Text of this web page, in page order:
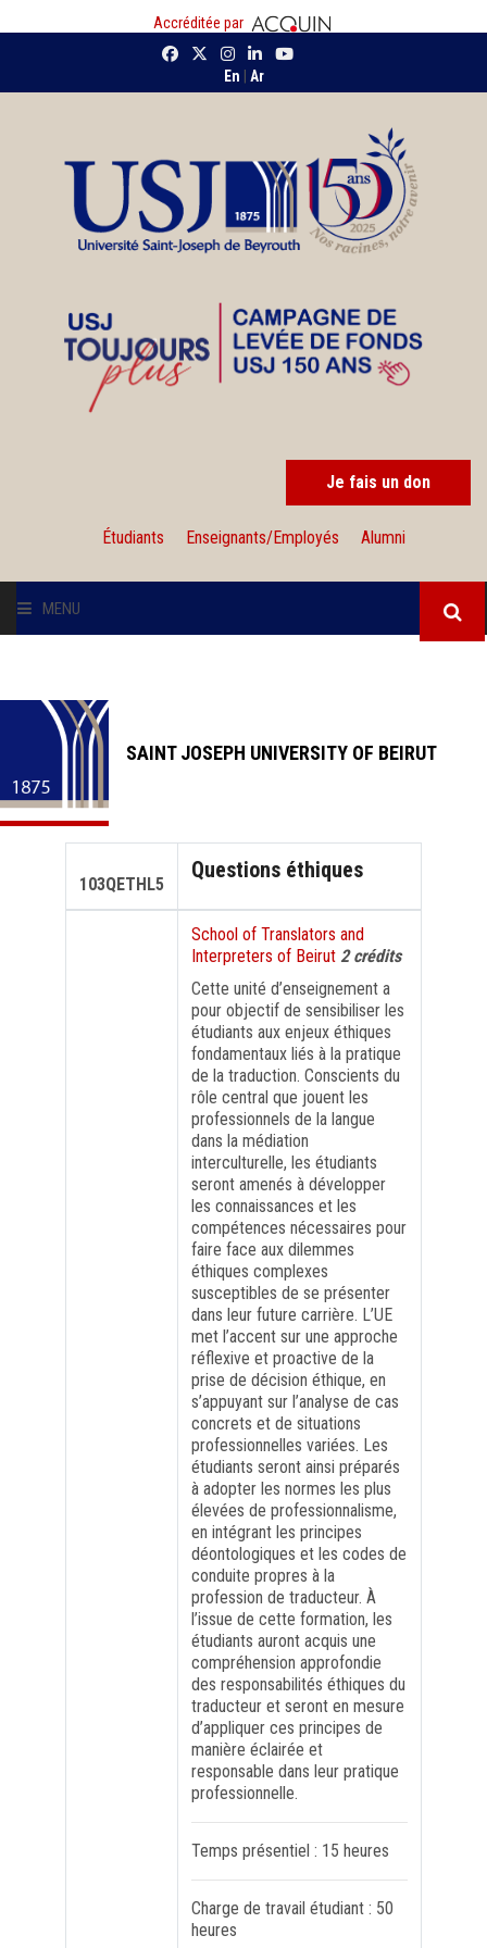
Accréditée par
En Ar
Je fais un don
Étudiants Enseignants/Employés Alumni
MENU
INSTITUTIONS
ADMISSION
RECHERCHE
INTERNATIONAL
FORMATION PROFESSIONNELLE
SAINT JOSEPH UNIVERSITY OF BEIRUT
103QETHL5
Questions éthiques
School of Translators and
Interpreters of Beirut 2 crédits
Cette unité d’enseignement a
pour objectif de sensibiliser les
étudiants aux enjeux éthiques
fondamentaux liés à la pratique
de la traduction. Conscients du
rôle central que jouent les
professionnels de la langue
dans la médiation
interculturelle, les étudiants
seront amenés à développer
les connaissances et les
compétences nécessaires pour
faire face aux dilemmes
éthiques complexes
susceptibles de se présenter
dans leur future carrière. L’UE
met l’accent sur une approche
réflexive et proactive de la
prise de décision éthique, en
s’appuyant sur l’analyse de cas
concrets et de situations
professionnelles variées. Les
étudiants seront ainsi préparés
à adopter les normes les plus
élevées de professionnalisme,
en intégrant les principes
déontologiques et les codes de
conduite propres à la
profession de traducteur. À
l’issue de cette formation, les
étudiants auront acquis une
compréhension approfondie
des responsabilités éthiques du
traducteur et seront en mesure
d’appliquer ces principes de
manière éclairée et
responsable dans leur pratique
professionnelle.
Temps présentiel : 15 heures
Charge de travail étudiant : 50
heures